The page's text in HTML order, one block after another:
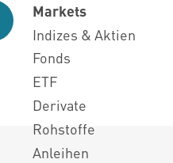
Markets
Indizes & Aktien
Fonds
ETF
Derivate
Rohstoffe
Anleihen